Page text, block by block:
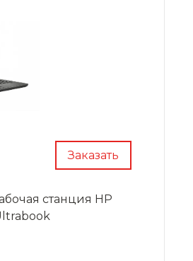
Заказать
станция HP